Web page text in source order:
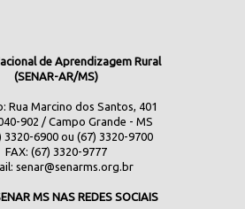
de Aprendizagem Rural
(SENAR-AR/MS)
Rua Marcino dos Santos, 401
902 / Campo Grande - MS
3320-6900 ou (67) 3320-9700
FAX: (67) 3320-9777
senar@senarms.org.br
MS NAS REDES SOCIAIS